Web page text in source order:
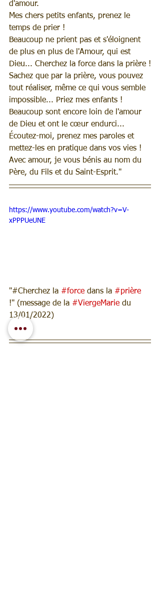
d'amour.
Mes chers petits enfants, prenez le
temps de prier !
Beaucoup ne prient pas et s'éloignent
de plus en plus de l'Amour, qui est
Dieu... Cherchez la force dans la prière !
Sachez que par la prière, vous pouvez
tout réaliser, même ce qui vous semble
impossible... Priez mes enfants !
Beaucoup sont encore loin de l'amour
de Dieu et ont le cœur endurci...
Écoutez-moi, prenez mes paroles et
mettez-les en pratique dans vos vies !
Avec amour, je vous bénis au nom du
Père, du Fils et du Saint-Esprit."
https://www.youtube.com/watch?v=V-
xPPPUeUNE
"#Cherchez la #force dans la #prière
!" (message de la #ViergeMarie du
13/01/2022)